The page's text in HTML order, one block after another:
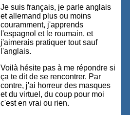
Je suis français, je parle anglais
et allemand plus ou moins
couramment, j'apprends
l'espagnol et le roumain, et
j'aimerais pratiquer tout sauf
l'anglais.
Voilà hésite pas à me répondre si
ça te dit de se rencontrer. Par
contre, j'ai horreur des masques
et du virtuel, du coup pour moi
c'est en vrai ou rien.